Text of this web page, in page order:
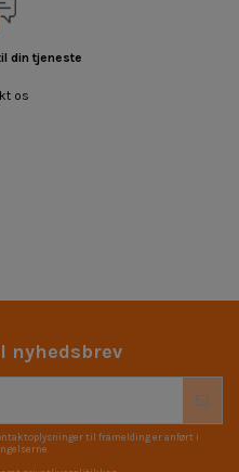
din tjeneste
os
nyhedsbrev
til framelding er anført i